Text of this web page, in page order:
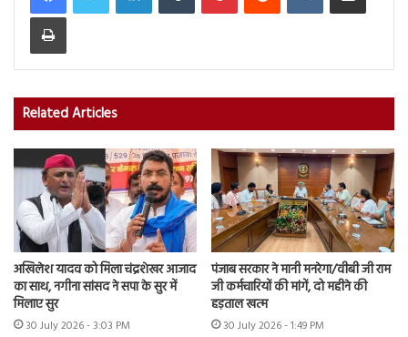
Print
Related Articles
अखिलेश यादव को मिला चंद्रशेखर आजाद
का साथ, नगीना सांसद ने सपा के सुर में
मिलाए सुर
30 July 2026 - 3:03 PM
पंजाब सरकार ने मानी मनरेगा/वीबी जी राम
जी कर्मचारियों की मांगें, दो महीने की
हड़ताल खत्म
30 July 2026 - 1:49 PM